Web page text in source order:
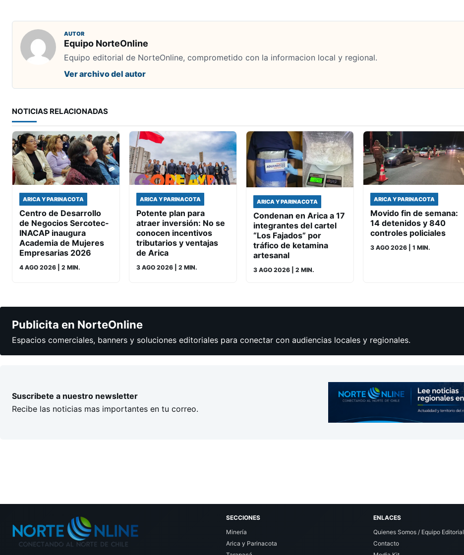
AUTOR
Equipo NorteOnline
Equipo editorial de NorteOnline, comprometido con la informacion local y regional.
Ver archivo del autor
NOTICIAS RELACIONADAS
ARICA Y PARINACOTA
Centro de Desarrollo
de Negocios Sercotec-
INACAP inaugura
Academia de Mujeres
Empresarias 2026
4 AGO 2026 | 2 MIN.
ARICA Y PARINACOTA
Potente plan para
atraer inversión: No se
conocen incentivos
tributarios y ventajas
de Arica
3 AGO 2026 | 2 MIN.
ARICA Y PARINACOTA
Condenan en Arica a 17
integrantes del cartel
“Los Fajados” por
tráfico de ketamina
artesanal
3 AGO 2026 | 2 MIN.
ARICA Y PARINACOTA
Movido fin de semana:
14 detenidos y 840
controles policiales
3 AGO 2026 | 1 MIN.
Publicita en NorteOnline
Espacios comerciales, banners y soluciones editoriales para conectar con audiencias locales y regionales.
Suscribete a nuestro newsletter
Recibe las noticias mas importantes en tu correo.
SECCIONES
Minería
Arica y Parinacota
ENLACES
Quienes Somos / Equipo Editorial
Contacto